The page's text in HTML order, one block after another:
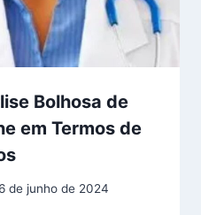
Bolhosa de
em Termos de
de junho de 2024